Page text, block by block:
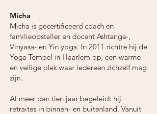
Micha
Micha is gecertificeerd coach en
familieopsteller en docent Ashtanga-,
Vinyasa- en Yin yoga. In 2011 richtte hij de
Yoga Tempel in Haarlem op, een warme
en veilige plek waar iedereen zichzelf mag
zijn.
Al meer dan tien jaar begeleidt hij
retraites in binnen- en buitenland. Vanuit